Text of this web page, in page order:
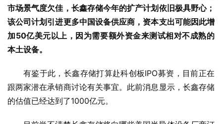
市场景气度欠佳，长鑫存储今年的扩产计划依旧极具野心；
该公司计划引进更多中国设备供应商，资本支出可能因此增
加50亿美元以上，因为需要额外资金来测试相对不成熟的
本土设备。
有鉴于此，长鑫存储打算赴科创板IPO募资，目前正在
跟两家潜在承销商讨论有关事宜。此前消息显示，长鑫存储
的估值已经达到了1000亿元。